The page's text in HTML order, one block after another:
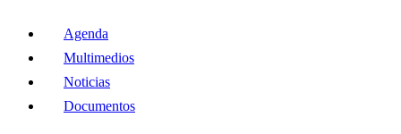
Agenda
Multimedios
Noticias
Documentos